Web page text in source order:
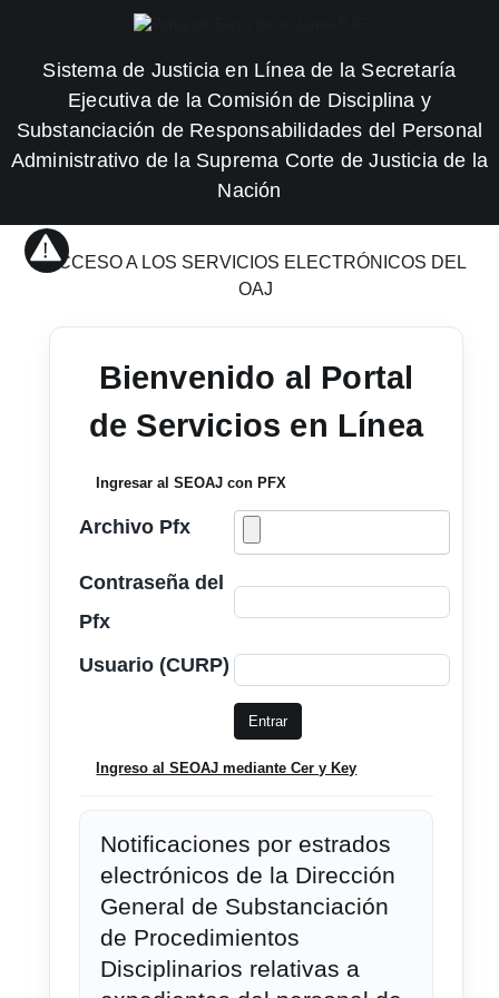
Sistema de Justicia en Línea de la Secretaría
Ejecutiva de la Comisión de Disciplina y
Substanciación de Responsabilidades del Personal
Administrativo de la Suprema Corte de Justicia de la
Nación
ACCESO A LOS SERVICIOS ELECTRÓNICOS DEL
OAJ
Bienvenido al Portal
de Servicios en Línea
Ingresar al SEOAJ con PFX
Archivo Pfx
Contraseña del
Pfx
Usuario (CURP)
Ingreso al SEOAJ mediante Cer y Key
Notificaciones por estrados
electrónicos de la Dirección
General de Substanciación
de Procedimientos
Disciplinarios relativas a